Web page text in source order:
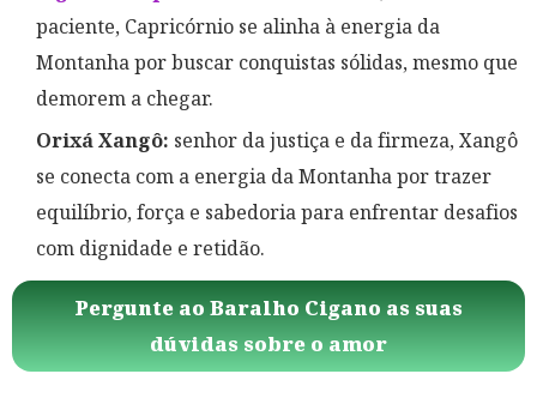
paciente, Capricórnio se alinha à energia da
Montanha por buscar conquistas sólidas, mesmo que
demorem a chegar.
Orixá Xangô: senhor da justiça e da firmeza, Xangô
se conecta com a energia da Montanha por trazer
equilíbrio, força e sabedoria para enfrentar desafios
com dignidade e retidão.
Pergunte ao Baralho Cigano as suas
dúvidas sobre o amor